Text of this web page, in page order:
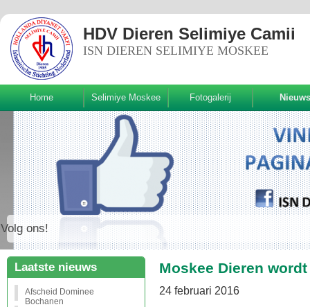
HDV Dieren Selimiye Camii
ISN DIEREN SELIMIYE MOSKEE
Home Selimiye Moskee Fotogalerij Nieuws
Volg ons!
Laatste nieuws
Afscheid Dominee
Bochanen
Moskee Dieren
24 februari 2016